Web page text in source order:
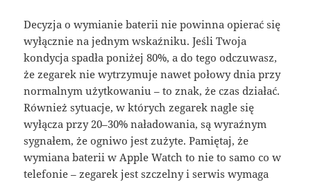
Decyzja o wymianie baterii nie powinna opierać się
wyłącznie na jednym wskaźniku. Jeśli Twoja
kondycja spadła poniżej 80%, a do tego odczuwasz,
że zegarek nie wytrzymuje nawet połowy dnia przy
normalnym użytkowaniu – to znak, że czas działać.
Również sytuacje, w których zegarek nagle się
wyłącza przy 20–30% naładowania, są wyraźnym
sygnałem, że ogniwo jest zużyte. Pamiętaj, że
wymiana baterii w Apple Watch to nie to samo co w
telefonie – zegarek jest szczelny i serwis wymaga